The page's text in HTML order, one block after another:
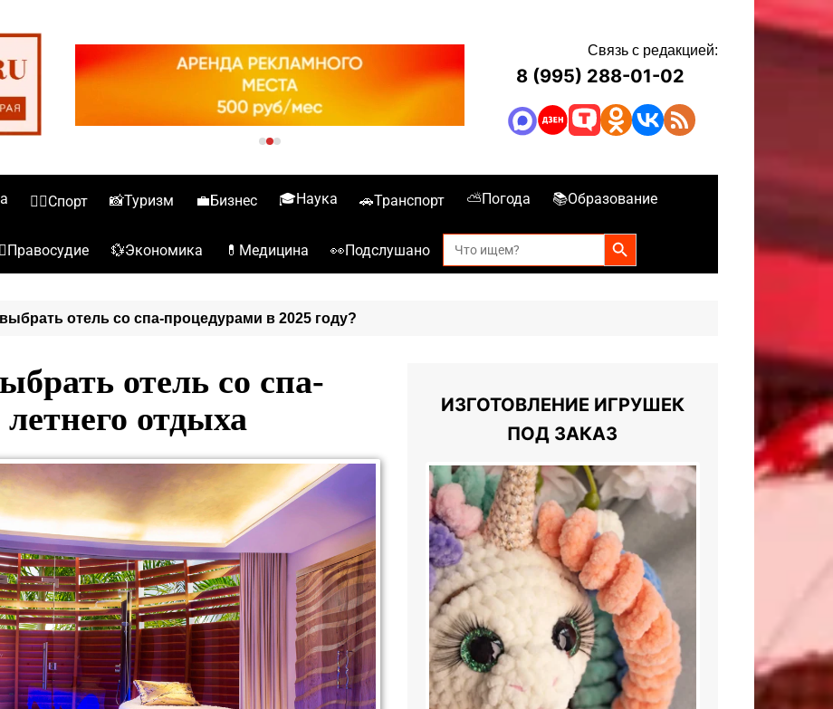
Связь с редакцией:
8 (995) 288-01-02
🏋️‍♀️Спорт 📸Туризм 💼Бизнес 🎓Наука 🚗Транспорт ⛅Погода 📚Образование
💱Экономика 💊Медицина 👀Подслушано
Search
for:
Search Button
выбрать отель со спа-процедурами в 2025 году?
отель со спа-
отдыха
ИЗГОТОВЛЕНИЕ ИГРУШЕК
ПОД ЗАКАЗ